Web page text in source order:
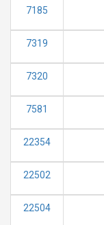
7185
7319
7320
7581
22354
22502
22504